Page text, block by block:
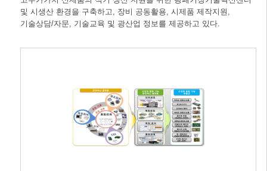
및 시생산 환경을 구축하고, 장비 공동활용, 시제품 제작지원,
기술상담/자문, 기술교육 및 광산업 정보를 제공하고 있다.